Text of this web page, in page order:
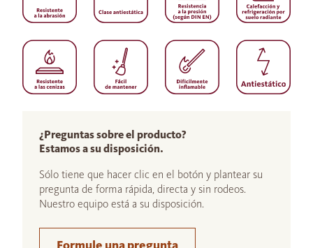
¿Preguntas sobre el producto?
Estamos a su disposición.
Sólo tiene que hacer clic en el botón y plantear su
pregunta de forma rápida, directa y sin rodeos.
Nuestro equipo está a su disposición.